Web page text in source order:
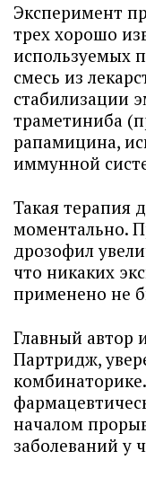
Эксперимент
трех хорошо
используемых
смесь из
стабилизации
траметиниба
рапамицина,
иммунной
Такая терапия
моментально.
дрозофил
что никаких
применено не
Главный автор
Партридж,
началом
заболеваний у